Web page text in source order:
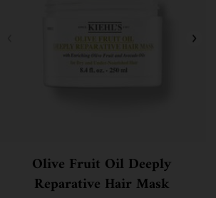
Olive Fruit Oil Deeply
Reparative Hair Mask